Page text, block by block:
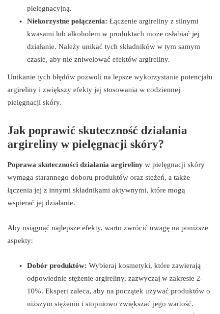
pielęgnacyjną.
Niekorzystne połączenia: Łączenie argireliny z silnymi
kwasami lub alkoholem w produktach może osłabiać jej
działanie. Należy unikać tych składników w tym samym
czasie, aby nie zniwelować efektów argireliny.
Unikanie tych błędów pozwoli na lepsze wykorzystanie potencjału
argireliny i zwiększy efekty jej stosowania w codziennej
pielęgnacji skóry.
Jak poprawić skuteczność działania
argireliny w pielęgnacji skóry?
Poprawa skuteczności działania argireliny w pielęgnacji skóry
wymaga starannego doboru produktów oraz stężeń, a także
łączenia jej z innymi składnikami aktywnymi, które mogą
wspierać jej działanie.
Aby osiągnąć najlepsze efekty, warto zwrócić uwagę na poniższe
aspekty:
Dobór produktów: Wybieraj kosmetyki, które zawierają
odpowiednie stężenie argireliny, zazwyczaj w zakresie 2-
10%. Ekspert zaleca, aby na początek używać produktów o
niższym stężeniu i stopniowo zwiększać jego wartość.